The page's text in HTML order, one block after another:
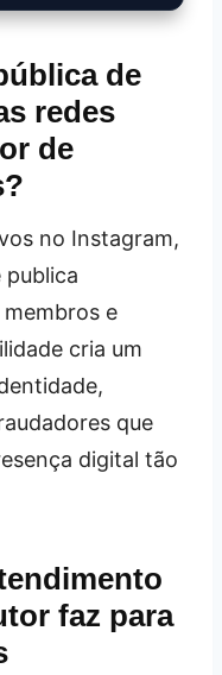
de
redes
de
no Instagram,
publica
e
cria um
que
digital tão
faz para